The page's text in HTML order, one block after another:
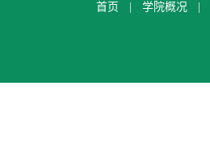
首页 学院概况